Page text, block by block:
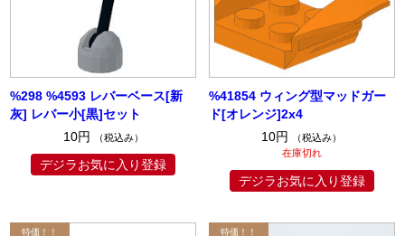
%298 %4593 レバーベース[新
灰] レバー小[黒]セット
10円
（税込み）
デジラお気に入り登録
%41854 ウィング型マッドガー
ド[オレンジ]2x4
10円
（税込み）
在庫切れ
デジラお気に入り登録